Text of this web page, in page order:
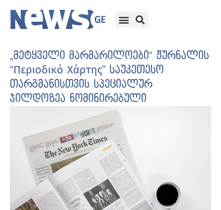
„მეტყველი მარმარილოები“ ჟურნალის
“Περιοδικό Χάρτης” საუკეთესო
თარგმანისთვის სპეციალურ
ჯილდოზეა ნომინირებული